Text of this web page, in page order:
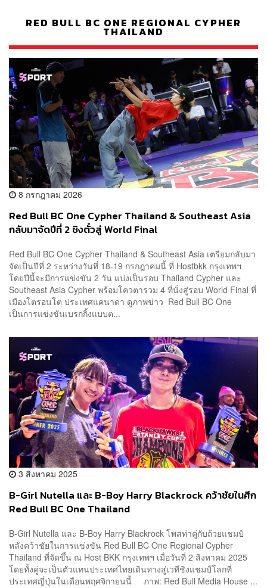
RED BULL BC ONE REGIONAL CYPHER
THAILAND
8 กรกฎาคม 2026
Red Bull BC One Cypher Thailand & Southeast Asia
กลับมาจัดปีที่ 2 ชิงตั๋วสู่ World Final
Red Bull BC One Cypher Thailand & Southeast Asia เตรียมกลับมา
จัดเป็นปีที่ 2 ระหว่างวันที่ 18-19 กรกฎาคมนี้ ที่ Hostbkk กรุงเทพฯ
โดยปีนี้จะมีการแข่งขัน 2 วัน แบ่งเป็นรอบ Thailand Cypher และ
Southeast Asia Cypher พร้อมโควตารวม 4 ที่นั่งสู่รอบ World Final ที่
เมืองโตรอนโต ประเทศแคนาดา ดูภาพข่าว Red Bull BC One
เป็นการแข่งขันเบรกกิ้งแบบต...
3 สิงหาคม 2025
B-Girl Nutella และ B-Boy Harry Blackrock คว้าชัยในศึก
Red Bull BC One Thailand
B-Girl Nutella และ B-Boy Harry Blackrock โพสท่าคู่กับถ้วยแชมป์
หลังคว้าชัยในการแข่งขัน Red Bull BC One Regional Cypher
Thailand ที่จัดขึ้น ณ Host BKK กรุงเทพฯ เมื่อวันที่ 2 สิงหาคม 2025
โดยทั้งคู่จะเป็นตัวแทนประเทศไทยเดินทางสู่เวทีชิงแชมป์โลกที่
ประเทศญี่ปุ่นในเดือนพฤศจิกายนนี้ ภาพ: Red Bull Media House ...